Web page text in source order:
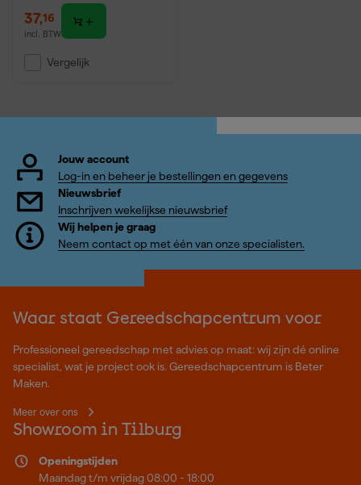
37,16
incl. BTW
Vergelijk
Jouw account
Log-in en beheer je bestellingen en gegevens
Nieuwsbrief
Inschrijven wekelijkse nieuwsbrief
Wij helpen je graag
Neem contact op met één van onze specialisten.
Waar staat Gereedschapcentrum voor
Professioneel gereedschap met advies op maat: wij zijn dé online
specialist, wat je project ook is. Gereedschapcentrum is Beter
Maken.
Meer over ons
Showroom in Tilburg
Openingstijden
Maandag t/m vrijdag 08:00 - 18:00